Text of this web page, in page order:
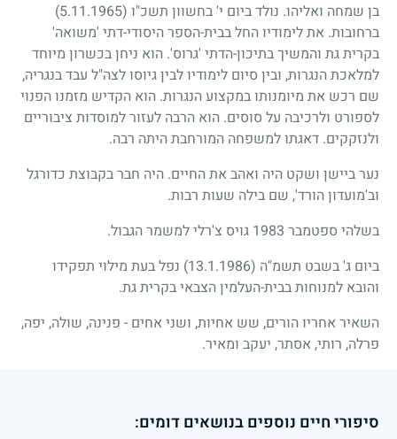
בן שמחה ואליהו. נולד ביום י' בחשוון תשכ"ו (5.11.1965)
ברחובות. את לימודיו החל בבית-הספר היסודי-דתי 'משואה'
בקרית גת והמשיך בתיכון-הדתי 'גרוס'. הוא ניחן בכשרון מיוחד
למלאכת הנגרות, ובין סיום לימודיו לבין גיוסו לצה"ל עבד בנגריה,
שם רכש את מיומנותו במקצוע הנגרות. הוא הקדיש מזמנו הפנוי
לספורט ולרכיבה על סוסים. הוא הרבה לעזור למוסדות ציבוריים
ולנזקקים. דאגתו למשפחה המורחבת היתה רבה.
נער ביישן ושקט היה ואהב את החיים. היה חבר בקבוצת כדורגל
וב'מועדון הורד', שם בילה שעות רבות.
בשלהי ספטמבר 1983 גויס צ'רלי למשמר הגבול.
ביום ג' בשבט תשמ"ה (13.1.1986)
נפל בעת מילוי תפקידו
והובא למנוחות בבית-העלמין הצבאי בקרית גת.
השאיר אחריו הורים, שש אחיות, ושני אחים - פנינה, שולה, יפה,
פרלה, רותי, אסתר, יעקב ומאיר.
סיפורי חיים נוספים בנושאים דומים: